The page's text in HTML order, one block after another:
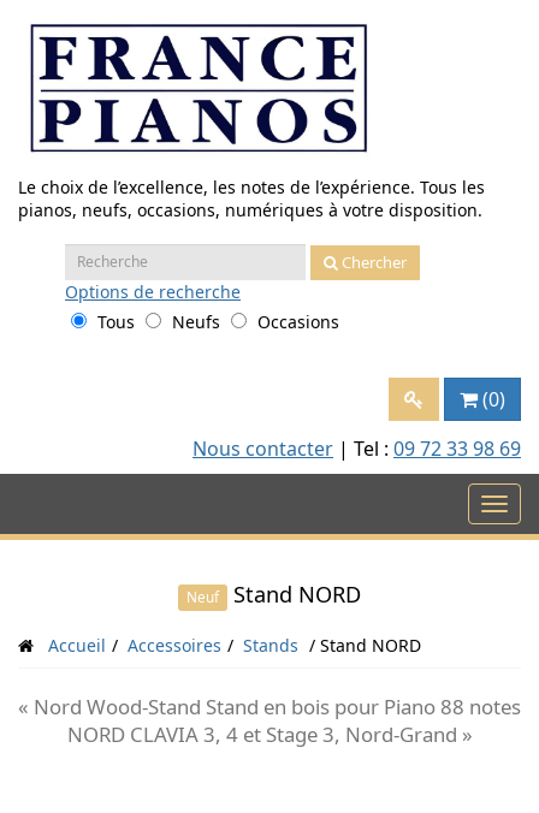
contenu
Le choix de l’excellence, les notes de l’expérience. Tous les
pianos, neufs, occasions, numériques à votre disposition.
Recherche
:
Chercher
Options de recherche
Tous
Neufs Occasions
(0)
Nous contacter | Tel : 09 72 33 98 69
Neuf Stand NORD
Accueil Accessoires Stands Stand NORD
« Nord Wood-Stand Stand en bois pour Piano 88 notes
NORD CLAVIA 3, 4 et Stage 3, Nord-Grand »